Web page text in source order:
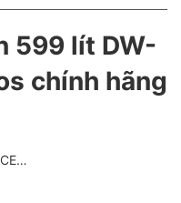
599 lít DW-
chính hãng